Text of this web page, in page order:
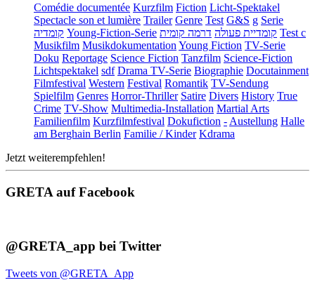
Comédie documentée Kurzfilm Fiction Licht-Spektakel
Spectacle son et lumière Trailer Genre Test G&S g Serie
קומדיה Young-Fiction-Serie קומדיית פעולה דרמה קומית
Test c
Musikfilm Musikdokumentation Young Fiction TV-Serie
Doku Reportage Science Fiction Tanzfilm Science-Fiction
Lichtspektakel sdf Drama TV-Serie Biographie Docutainment
Filmfestival Western Festival Romantik TV-Sendung
Spielfilm Genres Horror-Thriller Satire Divers History True
Crime TV-Show Multimedia-Installation Martial Arts
Familienfilm Kurzfilmfestival Dokufiction - Austellung Halle
am Berghain Berlin Familie / Kinder Kdrama
Jetzt weiterempfehlen!
GRETA auf Facebook
@GRETA_app bei Twitter
Tweets von @GRETA_App